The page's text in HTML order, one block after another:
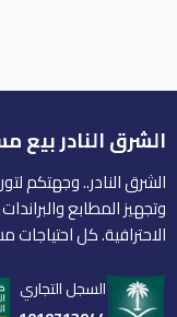
الشرق النادر بيع
الشرق النادر.. وجهتكم
وتجهيز المطابع
الاحترافية. كل
السجل التجاري